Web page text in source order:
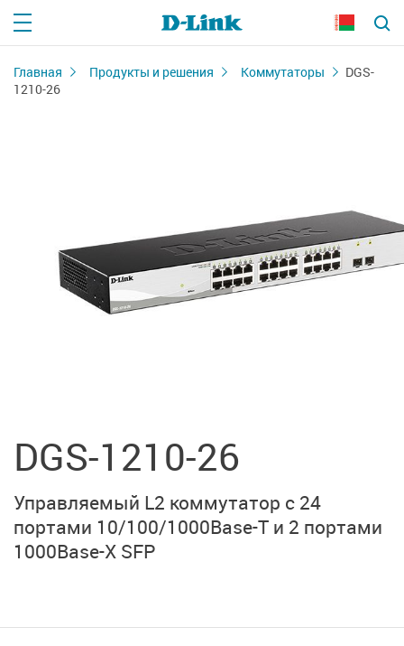
Главная Продукты и решения Коммутаторы
DGS-
1210-26
DGS-1210-26
Управляемый L2 коммутатор с 24
портами 10/100/1000Base-T и 2 портами
1000Base-X SFP